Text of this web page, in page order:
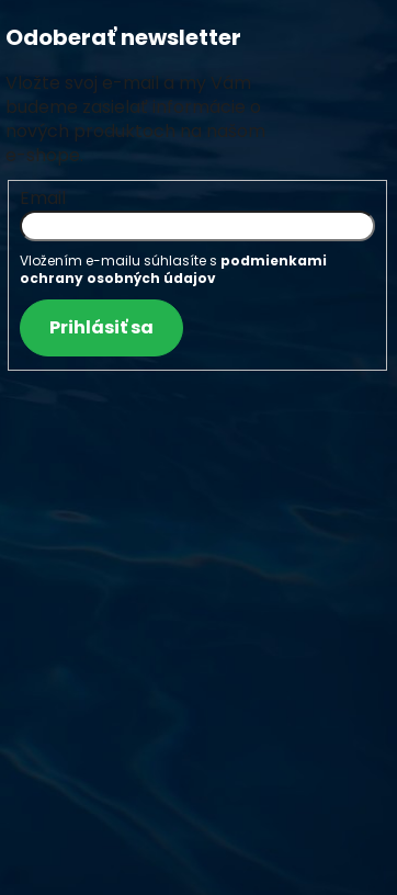
Odoberať newsletter
Vložte svoj e-mail a my Vám
budeme zasielať informácie o
nových produktoch na našom
e-shope.
Email
Vložením e-mailu súhlasíte s podmienkami
ochrany osobných údajov
Prihlásiť sa